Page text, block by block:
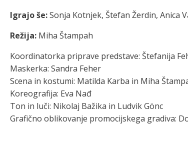
Igrajo še:Sonja Kotnjek, Štefan Žerdin, Anica
Režija: Miha Štampah
Koordinatorka priprave predstave: Štefanija
Maskerka: Sandra Feher
Scena in kostumi: Matilda Karba in Miha
Koreografija: Eva Nađ
Ton in luči: Nikolaj Bažika in Ludvik Gönc
Grafično oblikovanje promocijskega gradiva: